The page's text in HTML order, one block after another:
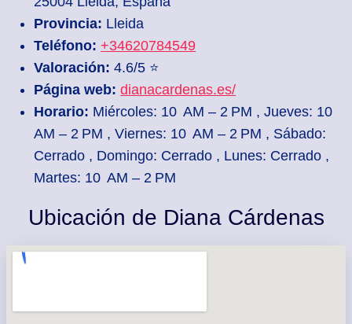
Provincia: Lleida
Teléfono: +34620784549
Valoración: 4.6/5 ⭐
Página web: dianacardenas.es/
Horario: Miércoles: 10 AM – 2 PM , Jueves: 10
AM – 2 PM , Viernes: 10 AM – 2 PM , Sábado:
Cerrado , Domingo: Cerrado , Lunes: Cerrado ,
Martes: 10 AM – 2 PM
Ubicación de Diana Cárdenas